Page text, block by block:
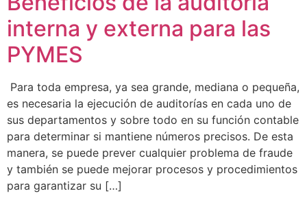
interna y externa para las
PYMES
Para toda empresa, ya sea grande, mediana o pequeña,
es necesaria la ejecución de auditorías en cada uno de
sus departamentos y sobre todo en su función contable
para determinar si mantiene números precisos. De esta
manera, se puede prever cualquier problema de fraude
y también se puede mejorar procesos y procedimientos
para garantizar su […]